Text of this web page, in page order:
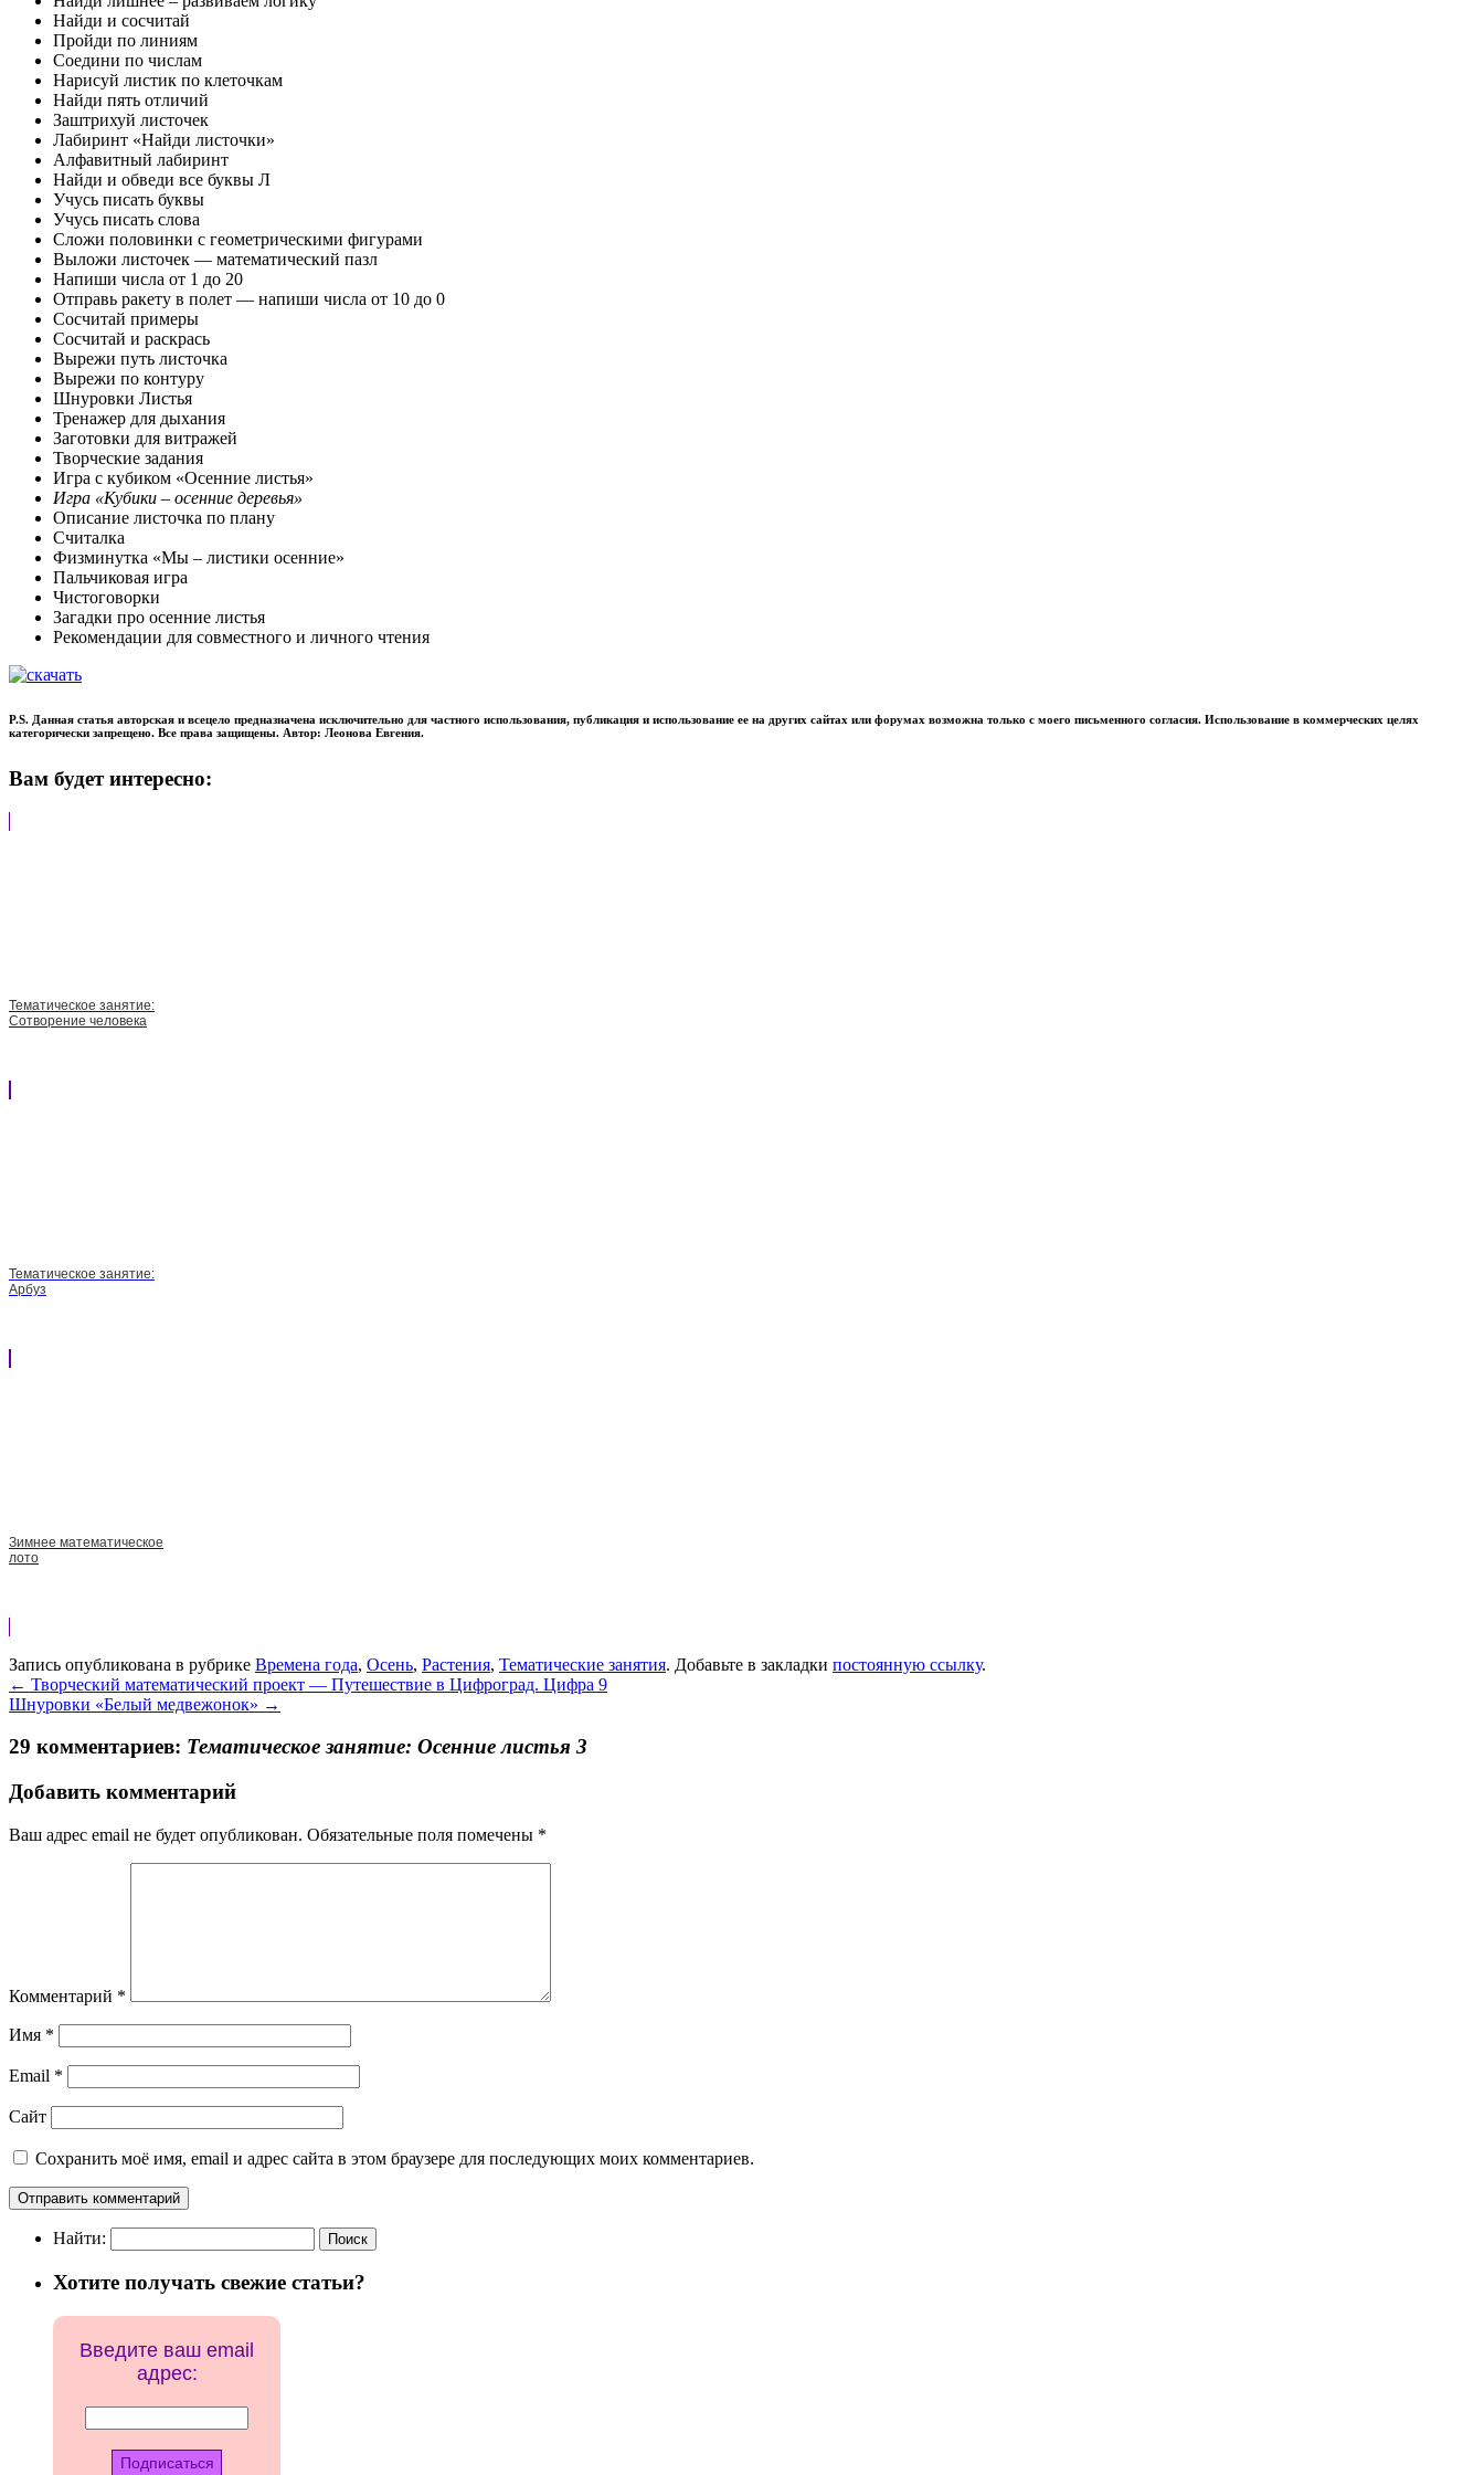
Найди и сосчитай
Пройди по линиям
Соедини по числам
Нарисуй листик по клеточкам
Найди пять отличий
Заштрихуй листочек
Лабиринт «Найди листочки»
Алфавитный лабиринт
Найди и обведи все буквы Л
Учусь писать буквы
Учусь писать слова
Сложи половинки с геометрическими фигурами
Выложи листочек — математический пазл
Напиши числа от 1 до 20
Отправь ракету в полет — напиши числа от 10 до 0
Сосчитай примеры
Сосчитай и раскрась
Вырежи путь листочка
Вырежи по контуру
Шнуровки Листья
Тренажер для дыхания
Заготовки для витражей
Творческие задания
Игра с кубиком «Осенние листья»
Игра «Кубики – осенние деревья»
Описание листочка по плану
Считалка
Физминутка «Мы – листики осенние»
Пальчиковая игра
Чистоговорки
Загадки про осенние листья
Рекомендации для совместного и личного чтения
P.S. Данная статья авторская и всецело предназначена исключительно для частного использования, публикация и использование ее на других сайтах или форумах возможна только с моего письменного согласия. Использование в коммерческих целях
категорически запрещено. Все права защищены. Автор: Леонова Евгения.
Вам будет интересно:
Тематическое занятие:
Сотворение человека
Тематическое занятие:
Арбуз
Зимнее математическое
лото
Запись опубликована в рубрике Времена года, Осень, Растения, Тематические занятия. Добавьте в закладки постоянную ссылку.
← Творческий математический проект — Путешествие в Цифроград. Цифра 9
Шнуровки «Белый медвежонок» →
29 комментариев: Тематическое занятие: Осенние листья 3
Добавить комментарий
Ваш адрес email не будет опубликован. Обязательные поля помечены *
Комментарий *
Имя *
Email *
Сайт
Сохранить моё имя, email и адрес сайта в этом браузере для последующих моих комментариев.
Найти:
Хотите получать свежие статьи?
Введите ваш email
адрес: